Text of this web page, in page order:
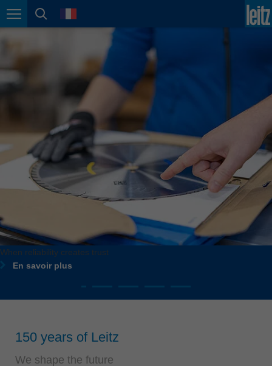
Page navigation
page search
language
México
Nederland
nederlands
deutsch
Polska
polski
Portugal
português
România
Schweiz
english
slovenski
Suomi
When reliability creates trust
En savoir plus
150 years of Leitz
We shape the future